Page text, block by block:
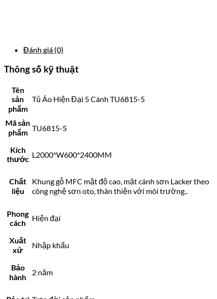
Đánh giá (0)
Thông số kỹ thuật
Tên
sản
phẩm
Tủ Áo Hiện Đại 5 Cánh TU6815-5
Mã sản
phẩm TU6815-5
Kích
thước L2000*W600*2400MM
Chất
liệu
Khung gỗ MFC mật độ cao, mặt cánh sơn Lacker theo
công nghệ sơn oto, thân thiện với môi trường..
Phong
cách
Hiện đại
Xuất
xứ
Nhập khẩu
Bảo
hành
2 năm